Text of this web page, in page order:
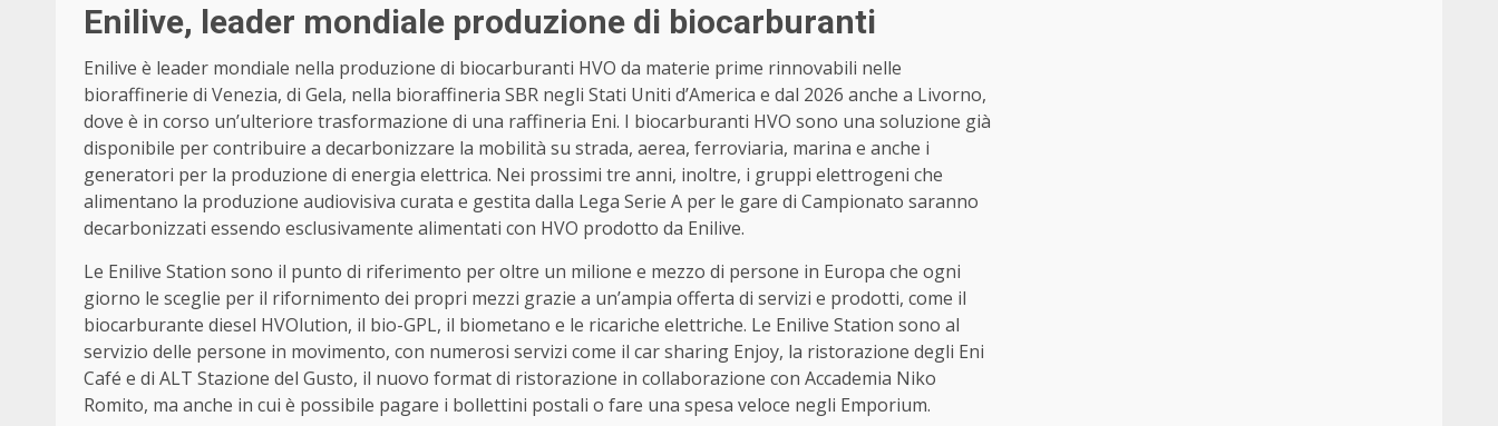
Enilive, leader mondiale produzione di biocarburanti
Enilive è leader mondiale nella produzione di biocarburanti HVO da materie prime rinnovabili nelle
bioraffinerie di Venezia, di Gela, nella bioraffineria SBR negli Stati Uniti d’America e dal 2026 anche a Livorno,
dove è in corso un’ulteriore trasformazione di una raffineria Eni. I biocarburanti HVO sono una soluzione già
disponibile per contribuire a decarbonizzare la mobilità su strada, aerea, ferroviaria, marina e anche i
generatori per la produzione di energia elettrica. Nei prossimi tre anni, inoltre, i gruppi elettrogeni che
alimentano la produzione audiovisiva curata e gestita dalla Lega Serie A per le gare di Campionato saranno
decarbonizzati essendo esclusivamente alimentati con HVO prodotto da Enilive.
Le Enilive Station sono il punto di riferimento per oltre un milione e mezzo di persone in Europa che ogni
giorno le sceglie per il rifornimento dei propri mezzi grazie a un’ampia offerta di servizi e prodotti, come il
biocarburante diesel HVOlution, il bio-GPL, il biometano e le ricariche elettriche. Le Enilive Station sono al
servizio delle persone in movimento, con numerosi servizi come il car sharing Enjoy, la ristorazione degli Eni
Café e di ALT Stazione del Gusto, il nuovo format di ristorazione in collaborazione con Accademia Niko
Romito, ma anche in cui è possibile pagare i bollettini postali o fare una spesa veloce negli Emporium.